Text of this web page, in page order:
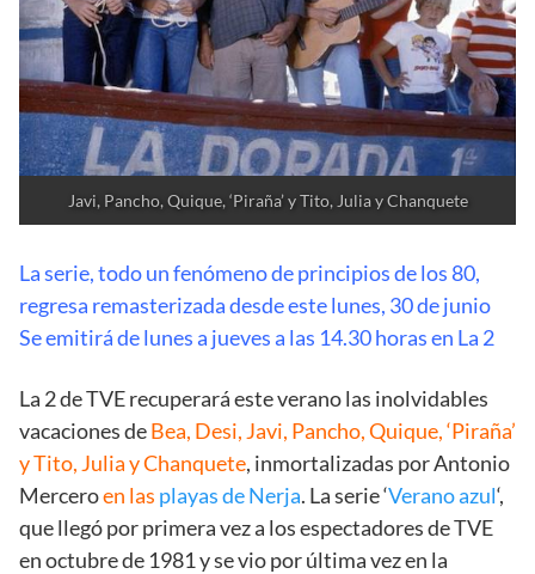
Javi, Pancho, Quique, ‘Piraña’ y Tito, Julia y Chanquete
La serie, todo un fenómeno de principios de los 80,
regresa remasterizada desde este lunes, 30 de junio
Se emitirá de lunes a jueves a las 14.30 horas en La 2
La 2 de TVE recuperará este verano las inolvidables
vacaciones deBea, Desi, Javi, Pancho, Quique, ‘Piraña’
y Tito, Julia y Chanquete, inmortalizadas por Antonio
Merceroen las playas de Nerja. La serie ‘Verano azul‘,
que llegó por primera vez a los espectadores de TVE
en octubre de 1981 y se vio por última vez en la